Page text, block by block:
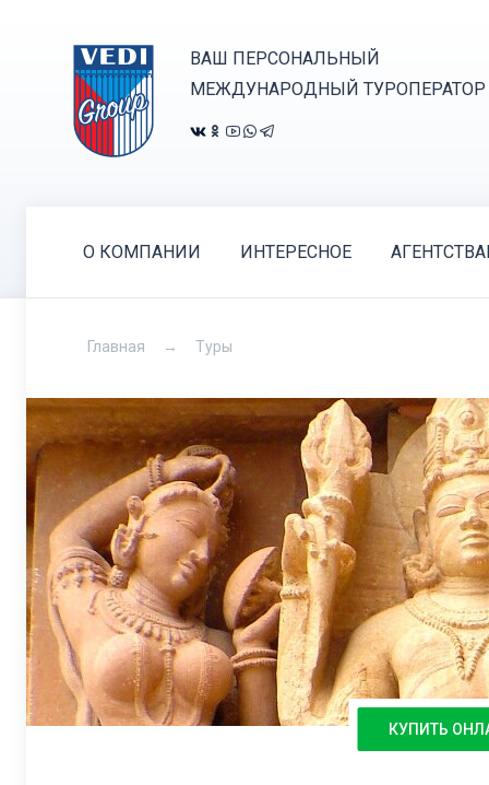
ВАШ ПЕРСОНАЛЬНЫЙ
МЕЖДУНАРОДНЫЙ ТУРОПЕРАТОР
О КОМПАНИИ ИНТЕРЕСНОЕ
Главная Туры
КУПИТЬ